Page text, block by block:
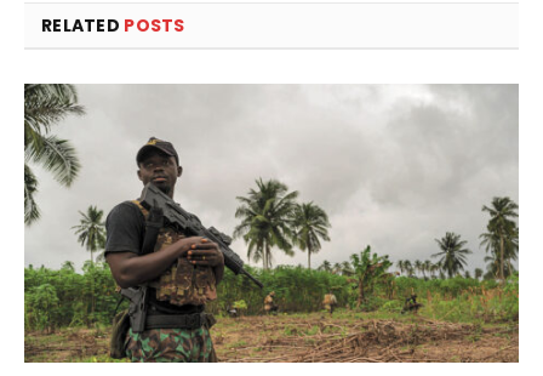
RELATED POSTS